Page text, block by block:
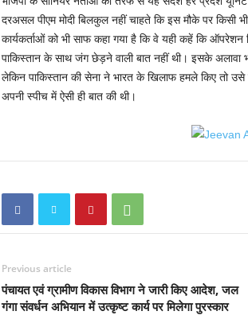
दरअसल पीएम मोदी बिलकुल नहीं चाहते कि इस मौके पर किसी
कार्यकर्ताओं को भी साफ कहा गया है कि वे यही कहें कि
पाकिस्तान के साथ जंग छेड़ने वाली बात नहीं थी। इसके अलावा
लेकिन पाकिस्तान की सेना ने भारत के खिलाफ हमले किए तो उसे
अपनी स्पीच में ऐसी ही बात की थी।
Previous article
पंचायत एवं ग्रामीण विकास विभाग ने जारी किए आदेश, जल
गंगा संवर्धन अभियान में उत्कृष्ट कार्य पर मिलेगा पुरस्‍कार